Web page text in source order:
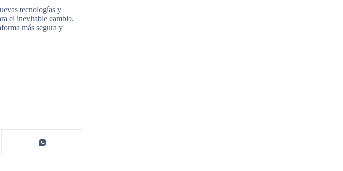
tecnologías y
el inevitable cambio.
más segura y